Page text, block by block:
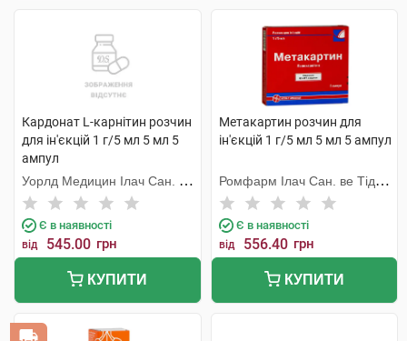
Кардонат L-карнітин розчин
для ін'єкцій 1 г/5 мл 5 мл 5
ампул
Уорлд Медицин Ілач Сан. Ве
Тідж
Є в наявності
від 545.00 грн
КУПИТИ
Метакартин розчин для
ін'єкцій 1 г/5 мл 5 мл 5 ампул
Ромфарм Ілач Сан. ве Тідж.
Лтд. Шті
Є в наявності
від 556.40 грн
КУПИТИ